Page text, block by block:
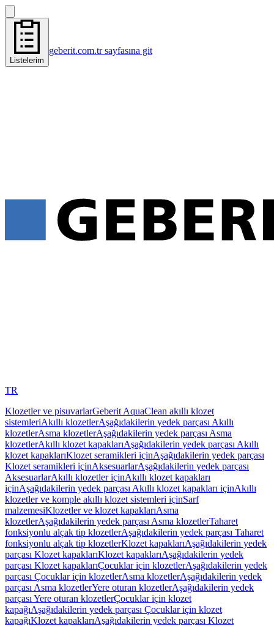
Listelerim
geberit.com.tr sayfasına git
TR
Klozetler ve pisuvarlarGeberit AquaClean akıllı klozet
sistemleriAkıllı klozetlerAşağıdakilerin yedek parçası Akıllı
klozetlerAsma klozetlerAşağıdakilerin yedek parçası Asma
klozetlerAkıllı klozet kapaklarıAşağıdakilerin yedek parçası Akıllı
klozet kapaklarıKlozet seramikleri içinAşağıdakilerin yedek parçası
Klozet seramikleri içinAksesuarlarAşağıdakilerin yedek parçası
AksesuarlarAkıllı klozetler içinAkıllı klozet kapakları
içinAşağıdakilerin yedek parçası Akıllı klozet kapakları içinAkıllı
klozetler ve komple akıllı klozet sistemleri içinSarf
malzemesiKlozetler ve klozet kapaklarıAsma
klozetlerAşağıdakilerin yedek parçası Asma klozetlerTaharet
fonksiyonlu alçak tip klozetlerAşağıdakilerin yedek parçası Taharet
fonksiyonlu alçak tip klozetlerKlozet kapaklarıAşağıdakilerin yedek
parçası Klozet kapaklarıKlozet kapaklarıAşağıdakilerin yedek
parçası Klozet kapaklarıÇocuklar için klozetlerAşağıdakilerin yedek
parçası Çocuklar için klozetlerAsma klozetlerAşağıdakilerin yedek
parçası Asma klozetlerYere oturan klozetlerAşağıdakilerin yedek
parçası Yere oturan klozetlerÇocuklar için klozet
kapağıAşağıdakilerin yedek parçası Çocuklar için klozet
kapağıKlozet kapaklarıAşağıdakilerin yedek parçası Klozet